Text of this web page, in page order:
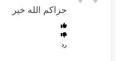
جزاكم الله خير
رد